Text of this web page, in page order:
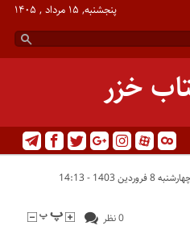
پنجشنبه, ۱۵ مرداد , ۱۴۰۵
خزر
1403 - 14:13